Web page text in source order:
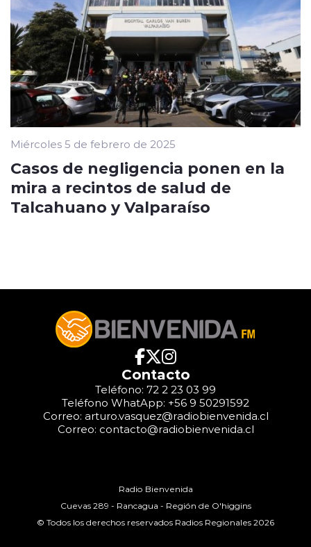
Miércoles 5 de febrero de 2025
Casos de negligencia ponen en la
mira a recintos de salud de
Talcahuano y Valparaíso
Contacto
Teléfono: 72 2 23 03 99
Teléfono WhatApp: +56 9 50291592
Correo: arturo.vasquez@radiobienvenida.cl
Correo: contacto@radiobienvenida.cl
Radio Bienvenida
Cuevas 289 - Rancagua - Región de O'higgins
© Todos los derechos reservados Radios Regionales 2026